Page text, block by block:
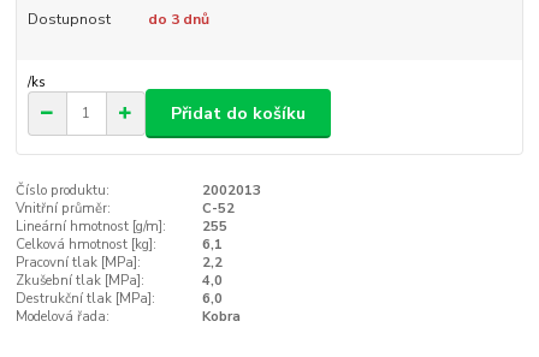
Dostupnost do 3 dnů
/ks
Přidat do košíku
Číslo produktu:
2002013
Vnitřní průměr:
C-52
Lineární hmotnost [g/m]:
255
Celková hmotnost [kg]:
6,1
Pracovní tlak [MPa]:
2,2
Zkušební tlak [MPa]:
4,0
Destrukční tlak [MPa]:
6,0
Modelová řada:
Kobra